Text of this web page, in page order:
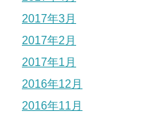
2017年3月
2017年2月
2017年1月
2016年12月
2016年11月